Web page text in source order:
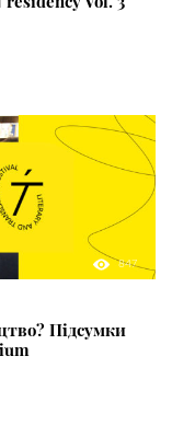
847
Підсумки